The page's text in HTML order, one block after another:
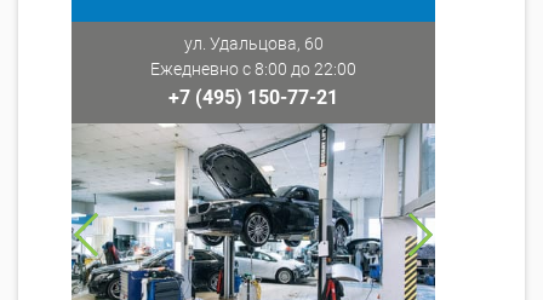
ул. Удальцова, 60
Ежедневно с 8:00 до 22:00
+7 (495) 150-77-21